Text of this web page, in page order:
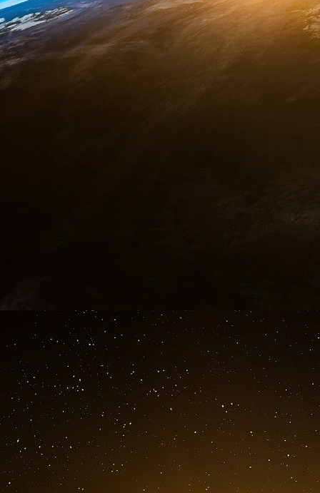
Ce capitalisme subventionné et de
une compétitivité puisque notre balance du
d’une centaine de milliards d’euros alors que
avec la perfusion d’argent en provenance de